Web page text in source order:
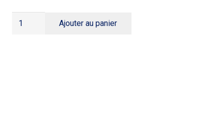
quantité
Ajouter au panier